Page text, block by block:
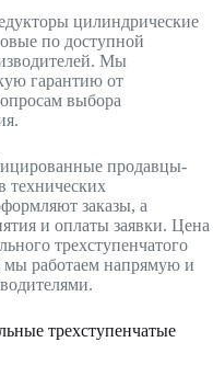
цилиндрические
по доступной
Мы
гарантию от
выбора
продавцы-
технических
заказы, а
и оплаты заявки. Цена
трехступенчатого
мы работаем напрямую и
трехступенчатые